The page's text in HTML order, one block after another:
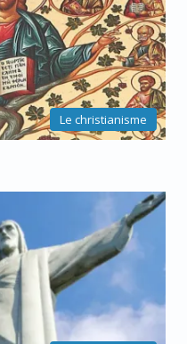
Le christianisme